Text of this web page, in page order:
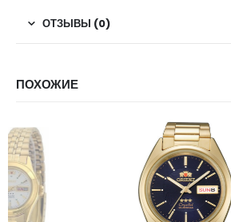
ОТЗЫВЫ (0)
ПОХОЖИЕ